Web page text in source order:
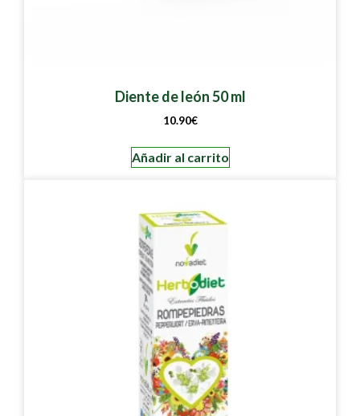
Diente de león 50 ml
10.90€
Añadir al carrito